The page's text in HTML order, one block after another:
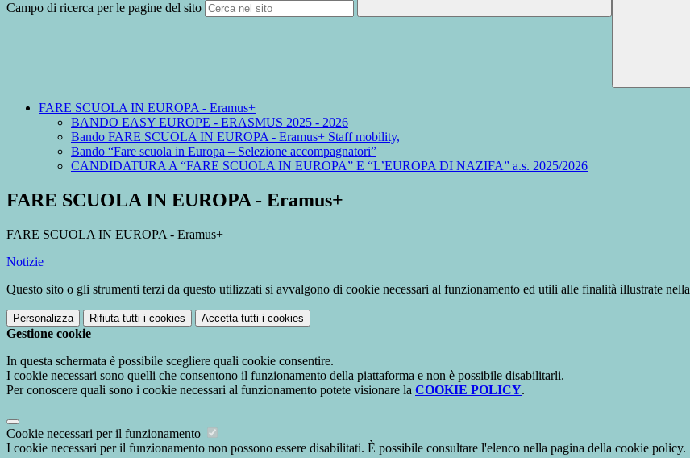
Campo di ricerca per le pagine del sito
FARE SCUOLA IN EUROPA - Eramus+
BANDO EASY EUROPE - ERASMUS 2025 - 2026
Bando FARE SCUOLA IN EUROPA - Eramus+ Staff mobility,
Bando “Fare scuola in Europa – Selezione accompagnatori”
CANDIDATURA A “FARE SCUOLA IN EUROPA” E “L’EUROPA DI NAZIFA” a.s. 2025/2026
FARE SCUOLA IN EUROPA - Eramus+
FARE SCUOLA IN EUROPA - Eramus+
Notizie
Questo sito o gli strumenti terzi da questo utilizzati si avvalgono di cookie necessari al funzionamento ed utili alle finalità illustrate nella
Personalizza Rifiuta tutti i cookies Accetta tutti i cookies
Gestione cookie
In questa schermata è possibile scegliere quali cookie consentire.
I cookie necessari sono quelli che consentono il funzionamento della piattaforma e non è possibile disabilitarli.
Per conoscere quali sono i cookie necessari al funzionamento potete visionare la COOKIE POLICY.
Cookie necessari per il funzionamento
I cookie necessari per il funzionamento non possono essere disabilitati. È possibile consultare l'elenco nella pagina della cookie policy.